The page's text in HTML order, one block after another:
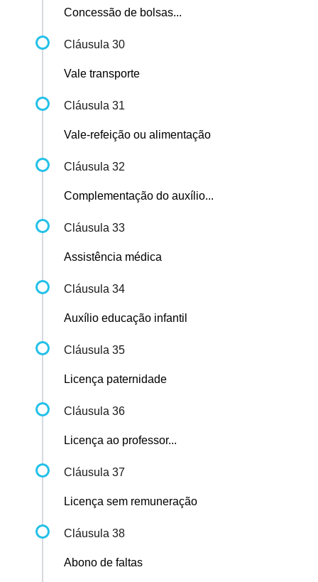
Concessão de bolsas...
Cláusula 30
Vale transporte
Cláusula 31
Vale-refeição ou alimentação
Cláusula 32
Complementação do auxílio...
Cláusula 33
Assistência médica
Cláusula 34
Auxílio educação infantil
Cláusula 35
Licença paternidade
Cláusula 36
Licença ao professor...
Cláusula 37
Licença sem remuneração
Cláusula 38
Abono de faltas